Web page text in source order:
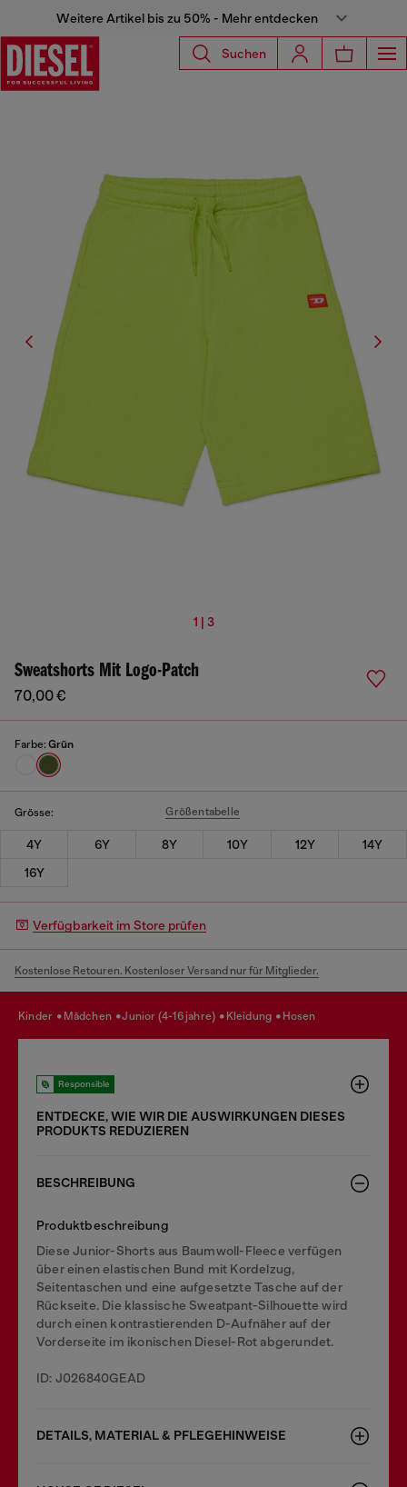
Weitere Artikel bis zu 50% - Mehr entdecken
Suchen
1 | 3
Sweatshorts Mit Logo-Patch
70,00 €
Farbe: Grün
Grösse: Größentabelle
4Y 6Y 8Y 10Y 12Y
14Y
16Y
Verfügbarkeit im Store prüfen
Kostenlose Retouren. Kostenloser Versand nur für Mitglieder.
kinder mädchen junior (4-16 jahre) kleidung hosen
Responsible
ENTDECKE, WIE WIR DIE AUSWIRKUNGEN DIESES
PRODUKTS REDUZIEREN
BESCHREIBUNG
Produktbeschreibung
Diese Junior-Shorts aus Baumwoll-Fleece verfügen
über einen elastischen Bund mit Kordelzug,
Seitentaschen und eine aufgesetzte Tasche auf der
Rückseite. Die klassische Sweatpant-Silhouette wird
durch einen kontrastierenden D-Aufnäher auf der
Vorderseite im ikonischen Diesel-Rot abgerundet.
ID: J026840GEAD
DETAILS, MATERIAL & PFLEGEHINWEISE